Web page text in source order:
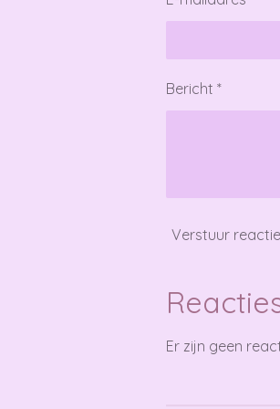
Bericht *
Verstuur reactie
Er zijn geen